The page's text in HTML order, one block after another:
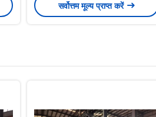
सर्वोत्तम मूल्य प्राप्त करें